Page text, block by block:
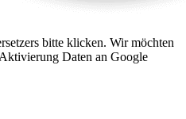
bitte klicken. Wir möchten
Daten an Google